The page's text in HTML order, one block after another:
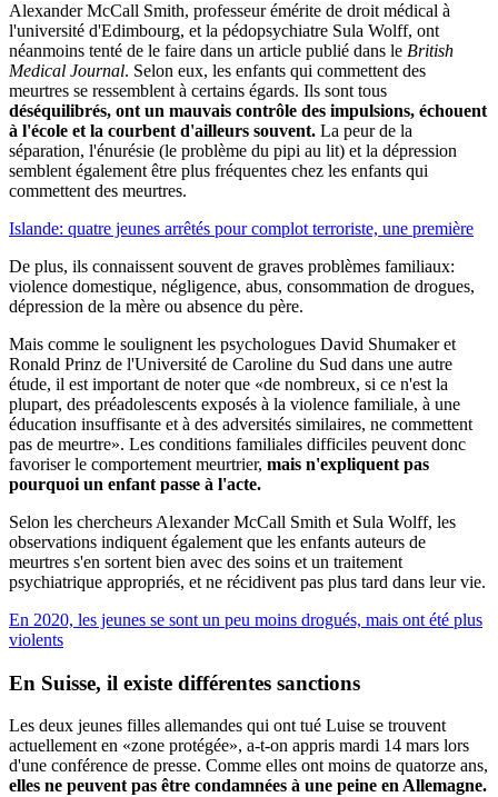
Alexander McCall Smith, professeur émérite de droit médical à
l'université d'Edimbourg, et la pédopsychiatre Sula Wolff, ont
néanmoins tenté de le faire dans un article publié dans le British
Medical Journal. Selon eux, les enfants qui commettent des
meurtres se ressemblent à certains égards. Ils sont tous
déséquilibrés, ont un mauvais contrôle des impulsions, échouent
à l'école et la courbent d'ailleurs souvent. La peur de la
séparation, l'énurésie (le problème du pipi au lit) et la dépression
semblent également être plus fréquentes chez les enfants qui
commettent des meurtres.
Islande: quatre jeunes arrêtés pour complot terroriste, une première
De plus, ils connaissent souvent de graves problèmes familiaux:
violence domestique, négligence, abus, consommation de drogues,
dépression de la mère ou absence du père.
Mais comme le soulignent les psychologues David Shumaker et
Ronald Prinz de l'Université de Caroline du Sud dans une autre
étude, il est important de noter que «de nombreux, si ce n'est la
plupart, des préadolescents exposés à la violence familiale, à une
éducation insuffisante et à des adversités similaires, ne commettent
pas de meurtre». Les conditions familiales difficiles peuvent donc
favoriser le comportement meurtrier, mais n'expliquent pas
pourquoi un enfant passe à l'acte.
Selon les chercheurs Alexander McCall Smith et Sula Wolff, les
observations indiquent également que les enfants auteurs de
meurtres s'en sortent bien avec des soins et un traitement
psychiatrique appropriés, et ne récidivent pas plus tard dans leur vie.
En 2020, les jeunes se sont un peu moins drogués, mais ont été plus
violents
En Suisse, il existe différentes sanctions
Les deux jeunes filles allemandes qui ont tué Luise se trouvent
actuellement en «zone protégée», a-t-on appris mardi 14 mars lors
d'une conférence de presse. Comme elles ont moins de quatorze ans,
elles ne peuvent pas être condamnées à une peine en Allemagne.